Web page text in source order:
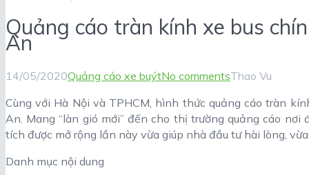
Quảng cáo tràn kính xe bus
An
14/05/2020Quảng cáo xe buýtNo commentsThao Vu
Cùng với Hà Nội và TPHCM, hình thức quảng cáo tràn
An. Mang “làn gió mới” đến cho thị trường quảng cáo
tích được mở rộng lần này vừa giúp nhà đầu tư hài lòng,
Danh mục nội dung